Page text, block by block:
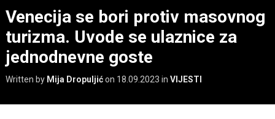
Venecija se bori protiv masovnog
turizma. Uvode se ulaznice za
jednodnevne goste
Written by Mija Dropuljićon 18.09.2023 in VIJESTI